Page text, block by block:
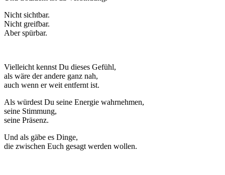
Nicht sichtbar.
Nicht greifbar.
Aber spürbar.
Vielleicht kennst Du dieses Gefühl,
als wäre der andere ganz nah,
auch wenn er weit entfernt ist.
Als würdest Du seine Energie wahrnehmen,
seine Stimmung,
seine Präsenz.
Und als gäbe es Dinge,
die zwischen Euch gesagt werden wollen.